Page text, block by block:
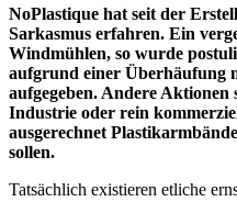
NoPlastique hat seit der
Sarkasmus erfahren. Ein
Windmühlen, so wurde
aufgrund einer Überhäufung
aufgegeben. Andere
Industrie oder rein
ausgerechnet
sollen.
Tatsächlich existieren etliche